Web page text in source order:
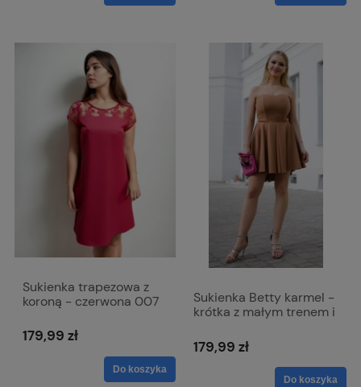
Sukienka trapezowa z
koroną - czerwona 007
179,99 zł
Do koszyka
Sukienka Betty karmel -
krótka z małym trenem i
179,99 zł
Do koszyka